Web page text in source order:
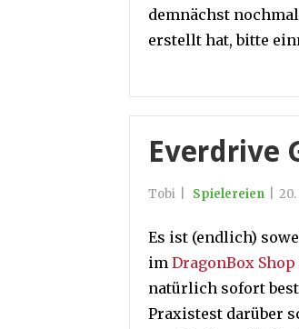
demnächst
erstellt hat, bitte
Everdrive
Tobi Spielereien
Es ist (endlich)
im DragonBox Shop
natürlich sofort
Praxistest darüber